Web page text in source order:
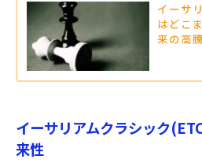
イーサ
はどこ
来の高
イーサリアムクラシック
来性